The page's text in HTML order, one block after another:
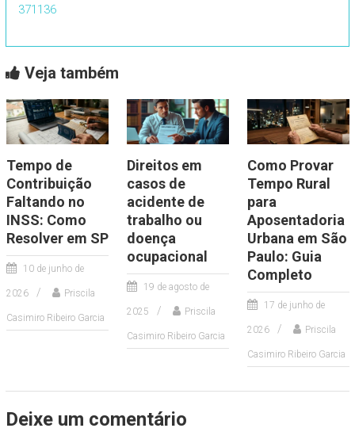
371136
Veja também
Tempo de
Contribuição
Faltando no
INSS: Como
Resolver em SP
10 de junho de
2026 Priscila
Casimiro Ribeiro Garcia
Direitos em
casos de
acidente de
trabalho ou
doença
ocupacional
19 de agosto de
2025 Priscila
Casimiro Ribeiro Garcia
Como Provar
Tempo Rural
para
Aposentadoria
Urbana em São
Paulo: Guia
Completo
17 de junho de
2026 Priscila
Casimiro Ribeiro Garcia
Deixe um comentário